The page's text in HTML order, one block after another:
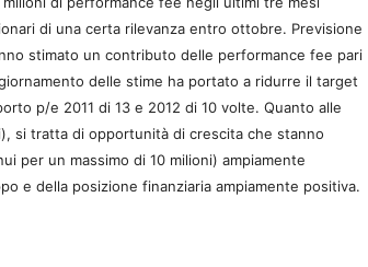
di una certa rilevanza entro ottobre. Previsione
stimato un contributo delle performance fee pari
delle stime ha portato a ridurre il target
p/e 2011 di 13 e 2012 di 10 volte. Quanto alle
si tratta di opportunità di crescita che stanno
per un massimo di 10 milioni) ampiamente
e della posizione finanziaria ampiamente positiva.